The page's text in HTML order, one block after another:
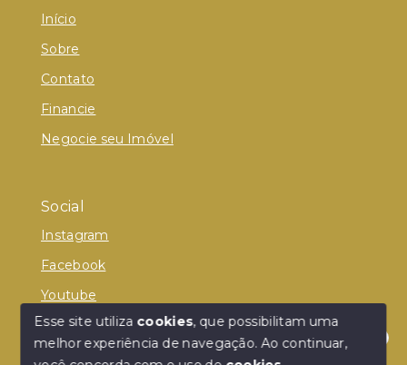
Olá! Estamos disponíveis para te ajudar.
Início
Sobre
Contato
Financie
Negocie seu Imóvel
Social
Instagram
Facebook
Youtube
Esse site utiliza cookies, que possibilitam uma
melhor experiência de navegação.Ao continuar,